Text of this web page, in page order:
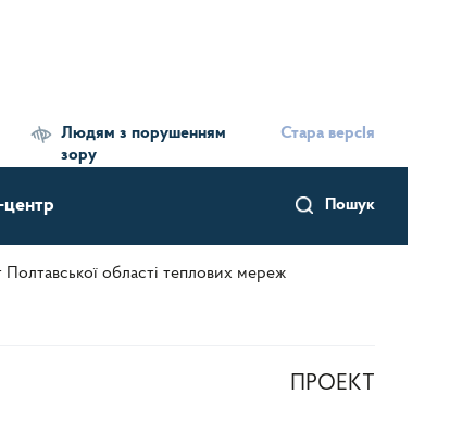
Людям з порушенням
зору
Стара версІя
Пошук
Полтавської області теплових мереж
ПРОЕКТ